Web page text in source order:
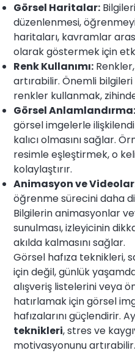
Görsel Haritalar:
düzenlenmesi,
haritaları, kavramlar
olarak göstermek için
Renk Kullanımı:
artırabilir. Önemli
renkler kullanmak, zihinde
Görsel Anlamlandırma:
görsel imgelerle
kalıcı olmasını sağlar.
resimle eşleştirmek, o
kolaylaştırır.
Animasyon ve
öğrenme sürecini daha
Bilgilerin animasyonlar
sunulması, izleyicinin
akılda kalmasını sağlar.
Görsel hafıza teknikleri,
için değil, günlük
alışveriş listelerini veya
hatırlamak için görsel
hafızalarını güçlendirir.
teknikleri, stres ve
motivasyonunu artırabilir.